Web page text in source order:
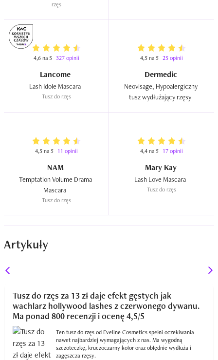
rzęs
4,6 na 5 327 opinii
Lancome
Tusz do rzęs
4,5 na 5 25 opinii
Dermedic
Neovisage, Hypoalergiczny
4,5 na 5 11 opinii
NAM
Temptation Volume Drama
Tusz do rzęs
4,4 na 5 17 opinii
Mary Kay
Tusz do rzęs
Artykuły
Tusz do rzęs za 13 zł daje efekt gęstych jak
wachlarz hollywood lashes z czerwonego dywanu.
Ma ponad 800 recenzji i ocenę 4,5/5
Ten tusz do rzęs od Eveline Cosmetics spełni oczekiwania
nawet najbardziej wymagających z nas. Ma wygodną
szczoteczkę, kruczoczarny kolor oraz obłędnie wydłuża i
zagęszcza rzęsy.